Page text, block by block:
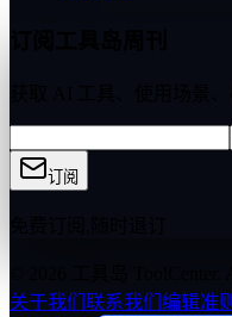
订阅
关于我们 联系我们 编辑准则